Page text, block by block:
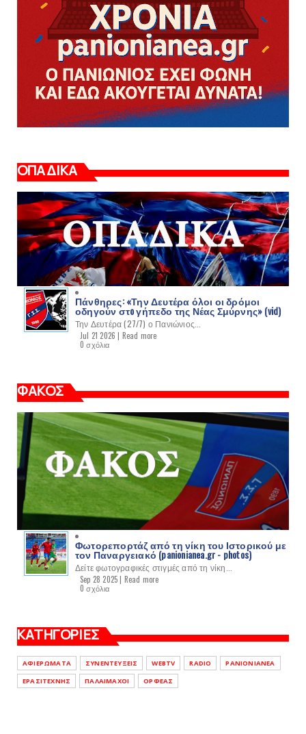
ΟΠΑΔΙΚΑ
Πάνθηρες: «Την Δευτέρα όλοι οι δρόμοι
οδηγούν στo γήπεδο της Νέας Σμύρνης» (vid)
Την Δευτέρα (27/7) ο Πανιώνιος...
Jul 21 2026 | Read more
0 σχόλια
ΦΑΚΟΣ
Φωτορεπορτάζ από τη νίκη του Ιστορικού με
τον Παναργειακό (panionianea.gr - photos)
Δείτε φωτογραφικές στιγμές από τη νίκη...
Sep 28 2025 | Read more
0 σχόλια
ΚΑΤΗΓΟΡΙΕΣ
ΑΦΙΕΡΩΜΑΤΑ ΣΥΝΕΝΤΕΥΞΕΙΣ WEBTV RADIO
PANIONIANEA
ΕΡΑΣΙΤΕΧΝΗΣ
ΠΑΛΑΙΜΑΧΟΙ ΟΡΦΕΑΣ